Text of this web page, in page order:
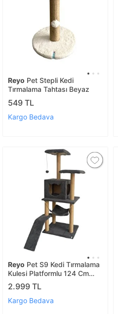
Reyo Pet Stepli Kedi
Tırmalama Tahtası Beyaz
549 TL
Kargo Bedava
Reyo Pet S9 Kedi Tırmalama
Kulesi Platformlu 124 Cm
Antrasit
2.999 TL
Kargo Bedava